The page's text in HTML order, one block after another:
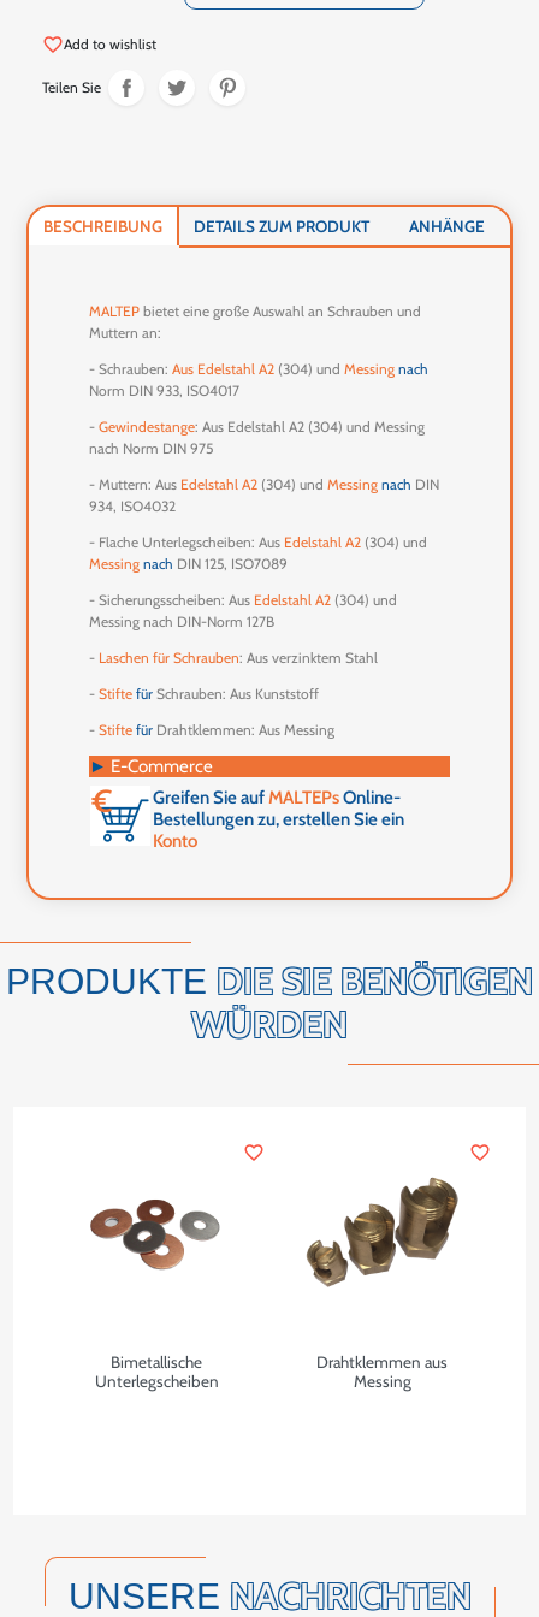
favorite_borderAdd to wishlist
Teilen Sie
BESCHREIBUNG DETAILS ZUM PRODUKT ANHÄNGE
MALTEPbietet eine große Auswahl an Schrauben und
Muttern an:
- Schrauben:Aus Edelstahl A2 (304) undMessing nach
Norm DIN 933, ISO4017
-Gewindestange: Aus Edelstahl A2 (304) und Messing
nach Norm DIN 975
- Muttern: Aus Edelstahl A2 (304) undMessing nach DIN
934, ISO4032
- Flache Unterlegscheiben: Aus Edelstahl A2 (304) und
Messing nach DIN 125, ISO7089
- Sicherungsscheiben: Aus Edelstahl A2 (304) und
Messing nach DIN-Norm 127B
- Laschen für Schrauben: Aus verzinktem Stahl
-Stifte fürSchrauben: Aus Kunststoff
-Stifte für Drahtklemmen: Aus Messing
► E-Commerce
Greifen Sie aufMALTEPsOnline-
Bestellungen zu, erstellen Sie ein
Konto
PRODUKTE DIE SIE BENÖTIGEN
WÜRDEN
Bimetallische
Unterlegscheiben
favorite_border
Drahtklemmen aus
Messing
favorite_border
UNSERE NACHRICHTEN